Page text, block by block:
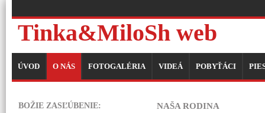
Tinka&MiloSh web
ÚVOD O NÁS FOTOGALÉRIA VIDEÁ POBYŤÁCI
BOŽIE ZASĽÚBENIE:
NAŠA RODINA